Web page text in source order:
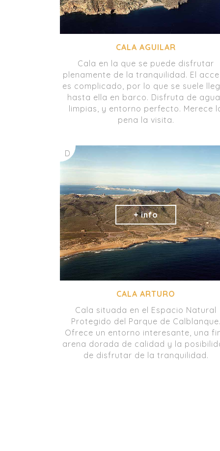
CALA AGUILAR
Cala en la que se puede disfrutar
plenamente de la tranquilidad. El
es complicado, por lo que se suele
hasta ella en barco. Disfruta de
limpias, y entorno perfecto. Merece
pena la visita.
CALA ARTURO
Cala situada en el Espacio Natural
Protegido del Parque de
Ofrece un entorno interesante, una
arena dorada de calidad y la
de disfrutar de la tranquilidad.
D